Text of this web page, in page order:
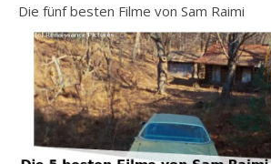
Die fünf besten Filme von Sam Raimi